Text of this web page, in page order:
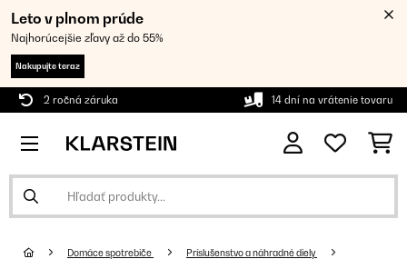
Leto v plnom prúde
Najhorúcejšie zľavy až do 55%
Nakupujte teraz
2 ročná záruka 14 dní na vrátenie tovaru
Domáce spotrebiče Príslušenstvo a náhradné diely